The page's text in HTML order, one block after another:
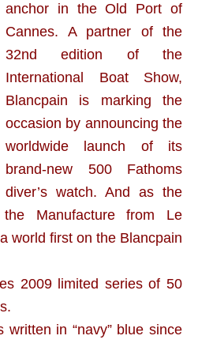
anchor in the Old Port of
Cannes. A partner of the
32nd edition of the
International Boat Show,
Blancpain is marking the
occasion by announcing the
worldwide launch of its
brand-new 500 Fathoms
diver’s watch. And as the
Manufacture from Le
world first on the Blancpain
2009 limited series of 50
in “navy” blue since